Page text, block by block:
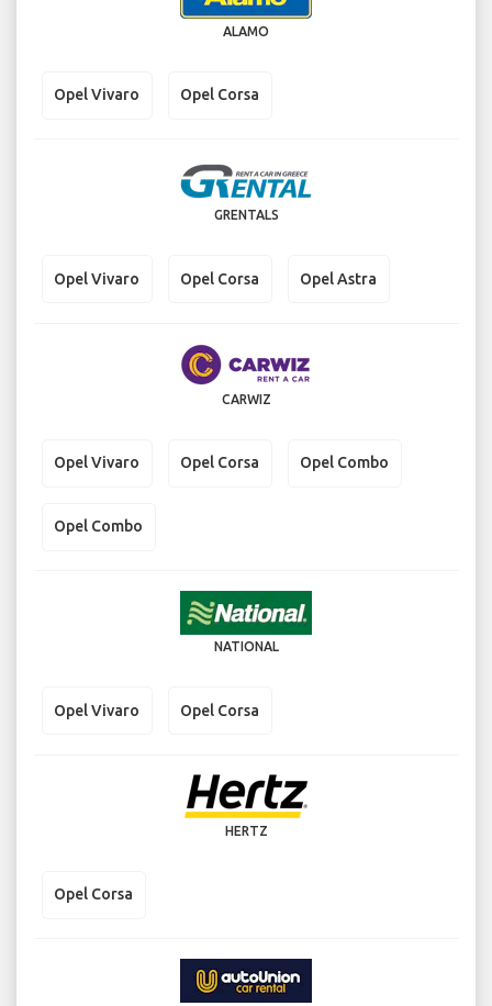
ALAMO
Opel Vivaro Opel Corsa
GRENTALS
Opel Vivaro Opel Corsa Opel Astra
CARWIZ
Opel Vivaro Opel Corsa Opel Combo
Opel Combo
NATIONAL
Opel Vivaro Opel Corsa
HERTZ
Opel Corsa